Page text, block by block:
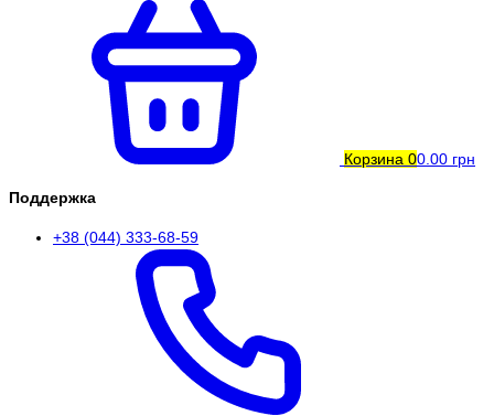
Корзина 00.00 грн
Поддержка
+38 (044) 333-68-59